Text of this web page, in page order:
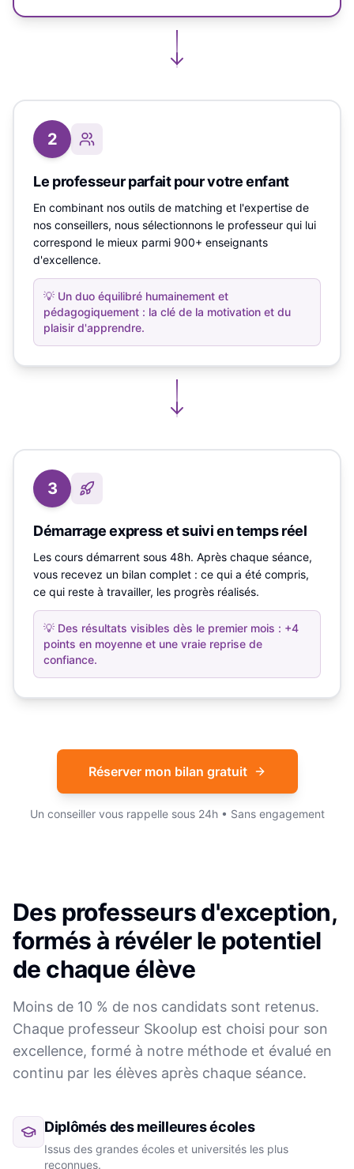
2
Le professeur parfait pour votre enfant
En combinant nos outils de matching et l'expertise de
nos conseillers, nous sélectionnons le professeur qui lui
correspond le mieux parmi 900+ enseignants
d'excellence.
💡 Un duo équilibré humainement et
pédagogiquement : la clé de la motivation et du
plaisir d'apprendre.
3
Démarrage express et suivi en temps réel
Les cours démarrent sous 48h. Après chaque séance,
vous recevez un bilan complet : ce qui a été compris,
ce qui reste à travailler, les progrès réalisés.
💡 Des résultats visibles dès le premier mois : +4
points en moyenne et une vraie reprise de
confiance.
Réserver mon bilan gratuit
Un conseiller vous rappelle sous 24h • Sans engagement
Des professeurs d'exception,
formés à révéler le potentiel
de chaque élève
Moins de 10 % de nos candidats sont retenus.
Chaque professeur Skoolup est choisi pour son
excellence, formé à notre méthode et évalué en
continu par les élèves après chaque séance.
Diplômés des meilleures écoles
Issus des grandes écoles et universités les plus
reconnues.